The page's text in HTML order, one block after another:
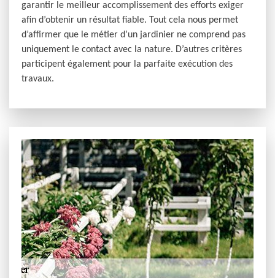
garantir le meilleur accomplissement des efforts exiger
afin d’obtenir un résultat fiable. Tout cela nous permet
d’affirmer que le métier d’un jardinier ne comprend pas
uniquement le contact avec la nature. D’autres critères
participent également pour la parfaite exécution des
travaux.